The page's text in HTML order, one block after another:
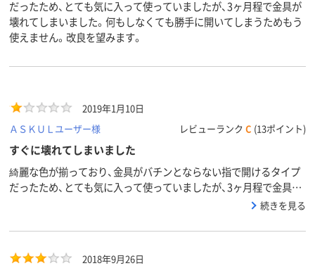
だったため、とても気に入って使っていましたが、3ヶ月程で金具が
壊れてしまいました。何もしなくても勝手に開いてしまうためもう
使えません。改良を望みます。
2019年1月10日
ＡＳＫＵＬユーザー様
レビューランク C (13ポイント)
すぐに壊れてしまいました
綺麗な色が揃っており、金具がバチンとならない指で開けるタイプ
だったため、とても気に入って使っていましたが、3ヶ月程で金具が
壊れてしまいました。何もしなくても勝手に開いてしまうためもう
続きを見る
2018年9月26日